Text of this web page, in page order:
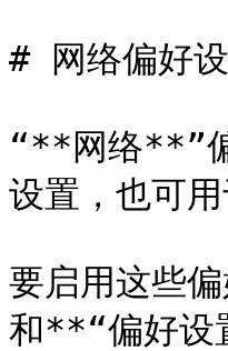
# 网络偏好
“**网络**”
设置，也可
要启用这些
和**“偏好